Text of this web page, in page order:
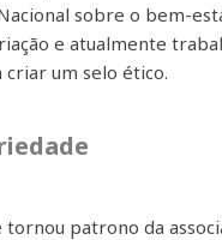
sobre o bem-
e atualmente
um selo ético.
tornou patrono da